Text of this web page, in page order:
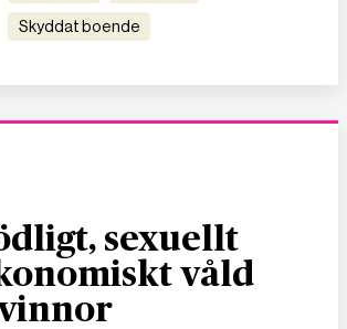
skyddat boende
sexuellt
våld